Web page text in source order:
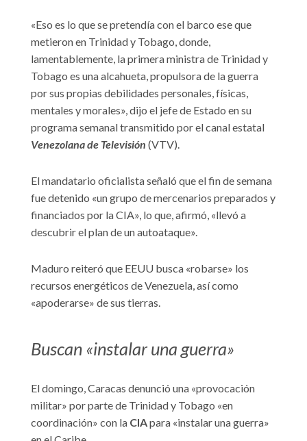
«Eso es lo que se pretendía con el barco ese que
metieron en Trinidad y Tobago, donde,
lamentablemente, la primera ministra de Trinidad y
Tobago es una alcahueta, propulsora de la guerra
por sus propias debilidades personales, físicas,
mentales y morales», dijo el jefe de Estado en su
programa semanal transmitido por el canal estatal
Venezolana de Televisión (VTV).
El mandatario oficialista señaló que el fin de semana
fue detenido «un grupo de mercenarios preparados y
financiados por la CIA», lo que, afirmó, «llevó a
descubrir el plan de un autoataque».
Maduro reiteró que EEUU busca «robarse» los
recursos energéticos de Venezuela, así como
«apoderarse» de sus tierras.
Buscan «instalar una guerra»
El domingo, Caracas denunció una «provocación
militar» por parte de Trinidad y Tobago «en
coordinación» con la CIApara «instalar una guerra»